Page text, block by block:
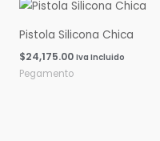
Pistola Silicona Chica
$24,175.00 Iva Incluido
Pegamento